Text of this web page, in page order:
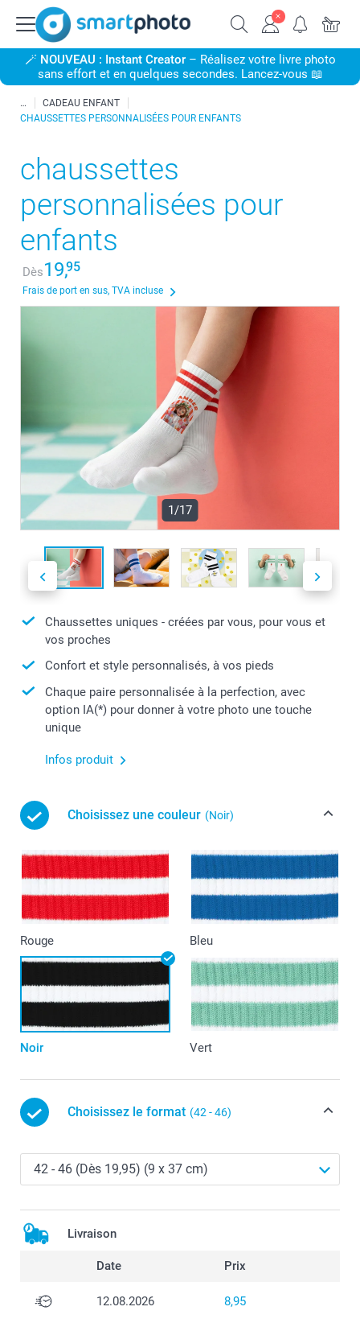
🪄 NOUVEAU : Instant Creator– Réalisez votre livre photo
sans effort et en quelques secondes. Lancez-vous 📖
CADEAU ENFANT
CHAUSSETTES PERSONNALISÉES POUR ENFANTS
chaussettes
personnalisées pour
enfants
Dès19,95
Frais de port en sus, TVA incluse
1/17
Chaussettes uniques - créées par vous, pour vous et
vos proches
Confort et style personnalisés, à vos pieds
Chaque paire personnalisée à la perfection, avec
option IA(*) pour donner à votre photo une touche
unique
Infos produit
Choisissez une couleur (Noir)
Rouge Bleu
Noir Vert
Choisissez le format (42 - 46)
Livraison
Date Prix
12.08.2026 8,95